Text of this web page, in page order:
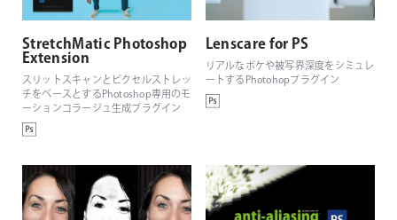
StretchMatic Photoshop
Extension
スリットスキャンとピクセルストレッ
チをベースとするPhotoshop専用のモ
ーションコラージュ生成プラグイン
Lenscare for PS
リアルなボケや被写界深度をシミュレ
ートするPhotohopプラグイン